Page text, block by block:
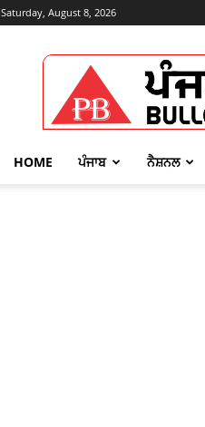
Saturday, August 8, 2026
Punjabi
Bulletin
HOME ਪੰਜਾਬ ਨੈਸ਼ਨਲ